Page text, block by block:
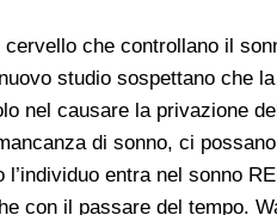
che controllano il
studio sospettano che
nel causare la privazione
di sonno, ci
entra nel sonno
con il passare del tempo.